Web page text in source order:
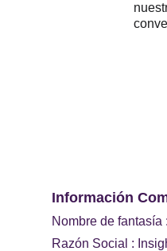
Información
Nombre de
Razón Social :